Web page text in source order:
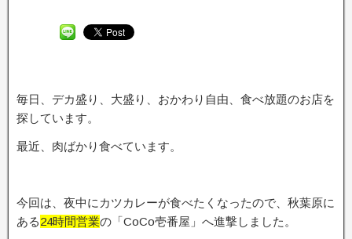
毎日、デカ盛り、大盛り、おかわり自由、食べ放題のお店を
探しています。
最近、肉ばかり食べています。
今回は、夜中にカツカレーが食べたくなったので、秋葉原に
ある24時間営業の「CoCo壱番屋」へ進撃しました。